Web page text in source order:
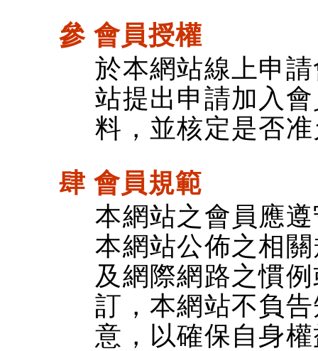
參 會員授權
於本網站線上申
站提出申請加入
料，並核定是否
肆 會員規範
本網站之會員應
本網站公佈之相
及網際網路之慣
訂，本網站不負
意，以確保自身